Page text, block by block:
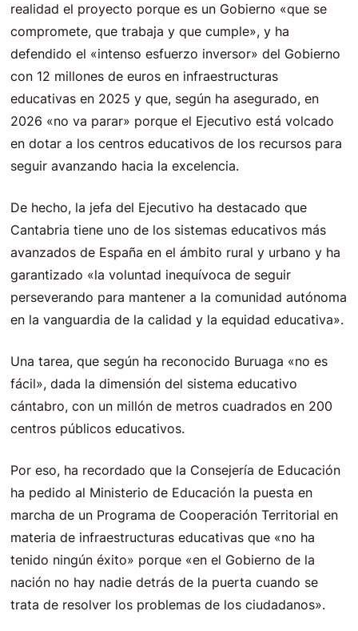
realidad el proyecto porque es un Gobierno «que se
compromete, que trabaja y que cumple», y ha
defendido el «intenso esfuerzo inversor» del Gobierno
con 12 millones de euros en infraestructuras
educativas en 2025 y que, según ha asegurado, en
2026 «no va parar» porque el Ejecutivo está volcado
en dotar a los centros educativos de los recursos para
seguir avanzando hacia la excelencia.
De hecho, la jefa del Ejecutivo ha destacado que
Cantabria tiene uno de los sistemas educativos más
avanzados de España en el ámbito rural y urbano y ha
garantizado «la voluntad inequívoca de seguir
perseverando para mantener a la comunidad autónoma
en la vanguardia de la calidad y la equidad educativa».
Una tarea, que según ha reconocido Buruaga «no es
fácil», dada la dimensión del sistema educativo
cántabro, con un millón de metros cuadrados en 200
centros públicos educativos.
Por eso, ha recordado que la Consejería de Educación
ha pedido al Ministerio de Educación la puesta en
marcha de un Programa de Cooperación Territorial en
materia de infraestructuras educativas que «no ha
tenido ningún éxito» porque «en el Gobierno de la
nación no hay nadie detrás de la puerta cuando se
trata de resolver los problemas de los ciudadanos».